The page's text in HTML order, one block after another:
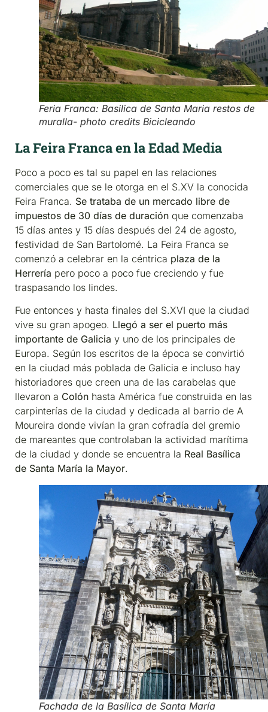
Feria Franca: Basilica de Santa Maria restos de
muralla- photo credits Bicicleando
La Feira Franca en la Edad Media
Poco a poco es tal su papel en las relaciones
comerciales que se le otorga en el S.XV la conocida
Feira Franca. Se trataba de un mercado libre de
impuestos de 30 días de duración que comenzaba
15 días antes y 15 días después del 24 de agosto,
festividad de San Bartolomé. La Feira Franca se
comenzó a celebrar en la céntrica plaza de la
Herrería pero poco a poco fue creciendo y fue
traspasando los lindes.
Fue entonces y hasta finales del S.XVI que la ciudad
vive su gran apogeo. Llegó a ser el puerto más
importante de Galicia y uno de los principales de
Europa. Según los escritos de la época se convirtió
en la ciudad más poblada de Galicia e incluso hay
historiadores que creen una de las carabelas que
llevaron a Colón hasta América fue construida en las
carpinterías de la ciudad y dedicada al barrio de A
Moureira donde vivían la gran cofradía del gremio
de mareantes que controlaban la actividad marítima
de la ciudad y donde se encuentra la Real Basílica
de Santa María la Mayor.
Fachada de la Basílica de Santa María